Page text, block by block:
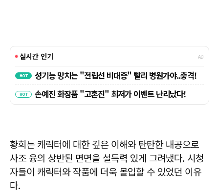
황희는 캐릭터에 대한 깊은 이해와 탄탄한 내공으로
사조 융의 상반된 면면을 설득력 있게 그려냈다. 시청
자들이 캐릭터와 작품에 더욱 몰입할 수 있었던 이유
다.